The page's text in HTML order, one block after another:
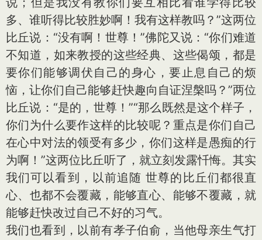
多、谁听得比较胜妙啊！我有这样教吗？”这两位
比丘说：“没有啊！世尊！”佛陀又说：“你们难道
不知道，如来教授的这些经典、这些偈颂，都是
要你们能够调伏自己的身心，要止息自己的烦
恼，让你们自己能够赶快趣向自证涅槃吗？”两位
比丘说：“是的，世尊！”“那么既然是这个样子，
你们为什么要作这样的比较呢？重点是你们自己
在心中对法的领受有多少，你们这样是愚痴的行
为啊！”这两位比丘听了，就立刻发露忏悔。其实
我们可以看到，以前追随 世尊的比丘们都很直
心、也都不会覆藏，能够直心、能够不覆藏，就
能够赶快改过自己不好的习气。
我们也看到，以前有孝子伯俞，当他母亲生气打